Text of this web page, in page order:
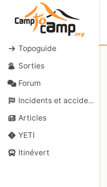
Topoguide
Sorties
Forum
Incidents et accidents
Articles
YETI
Itinévert